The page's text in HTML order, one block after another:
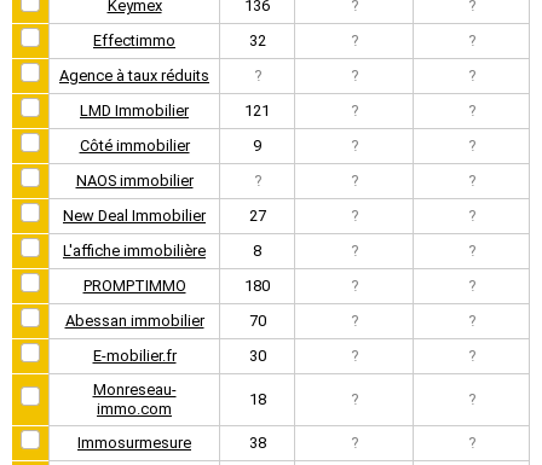
Keymex
136 ?
?
Effectimmo
32 ?
?
Agence à taux réduits
? ?
?
LMD Immobilier
121 ?
?
Côté immobilier
9 ?
?
NAOS immobilier
? ?
?
New Deal Immobilier
27 ?
?
L'affiche immobilière
8 ?
?
PROMPTIMMO
180 ?
?
Abessan immobilier
70 ?
?
E-mobilier.fr
30 ?
?
Monreseau-
immo.com
18 ? ?
Immosurmesure 38 ?
?